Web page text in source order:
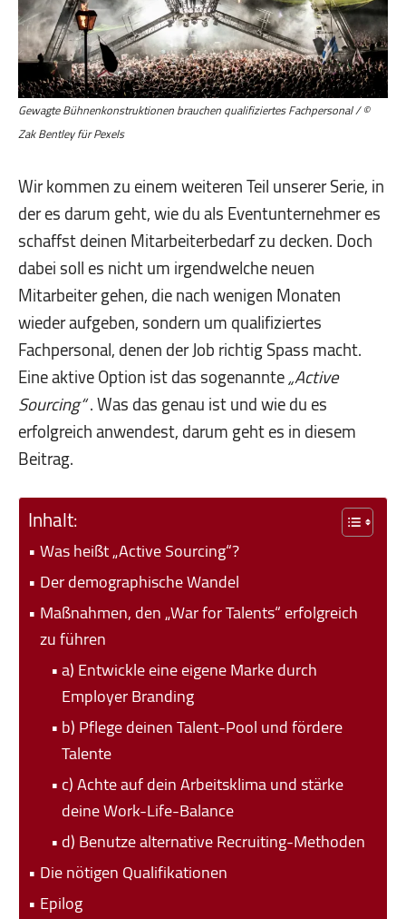
Gewagte Bühnenkonstruktionen brauchen qualifiziertes Fachpersonal / ©
Zak Bentley für Pexels
Wir kommen zu einem weiteren Teil unserer Serie, in
der es darum geht, wie du als Eventunternehmer es
schaffst deinen Mitarbeiterbedarf zu decken. Doch
dabei soll es nicht um irgendwelche neuen
Mitarbeiter gehen, die nach wenigen Monaten
wieder aufgeben, sondern um qualifiziertes
Fachpersonal, denen der Job richtig Spass macht.
Eine aktive Option ist das sogenannte„Active
Sourcing“. Was das genau ist und wie du es
erfolgreich anwendest, darum geht es in diesem
Beitrag.
Inhalt:
Was heißt „Active Sourcing“?
Der demographische Wandel
Maßnahmen, den „War for Talents“ erfolgreich
zu führen
a) Entwickle eine eigene Marke durch
Employer Branding
b) Pflege deinen Talent-Pool und fördere
Talente
c) Achte auf dein Arbeitsklima und stärke
deine Work-Life-Balance
d) Benutze alternative Recruiting-Methoden
Die nötigen Qualifikationen
Epilog